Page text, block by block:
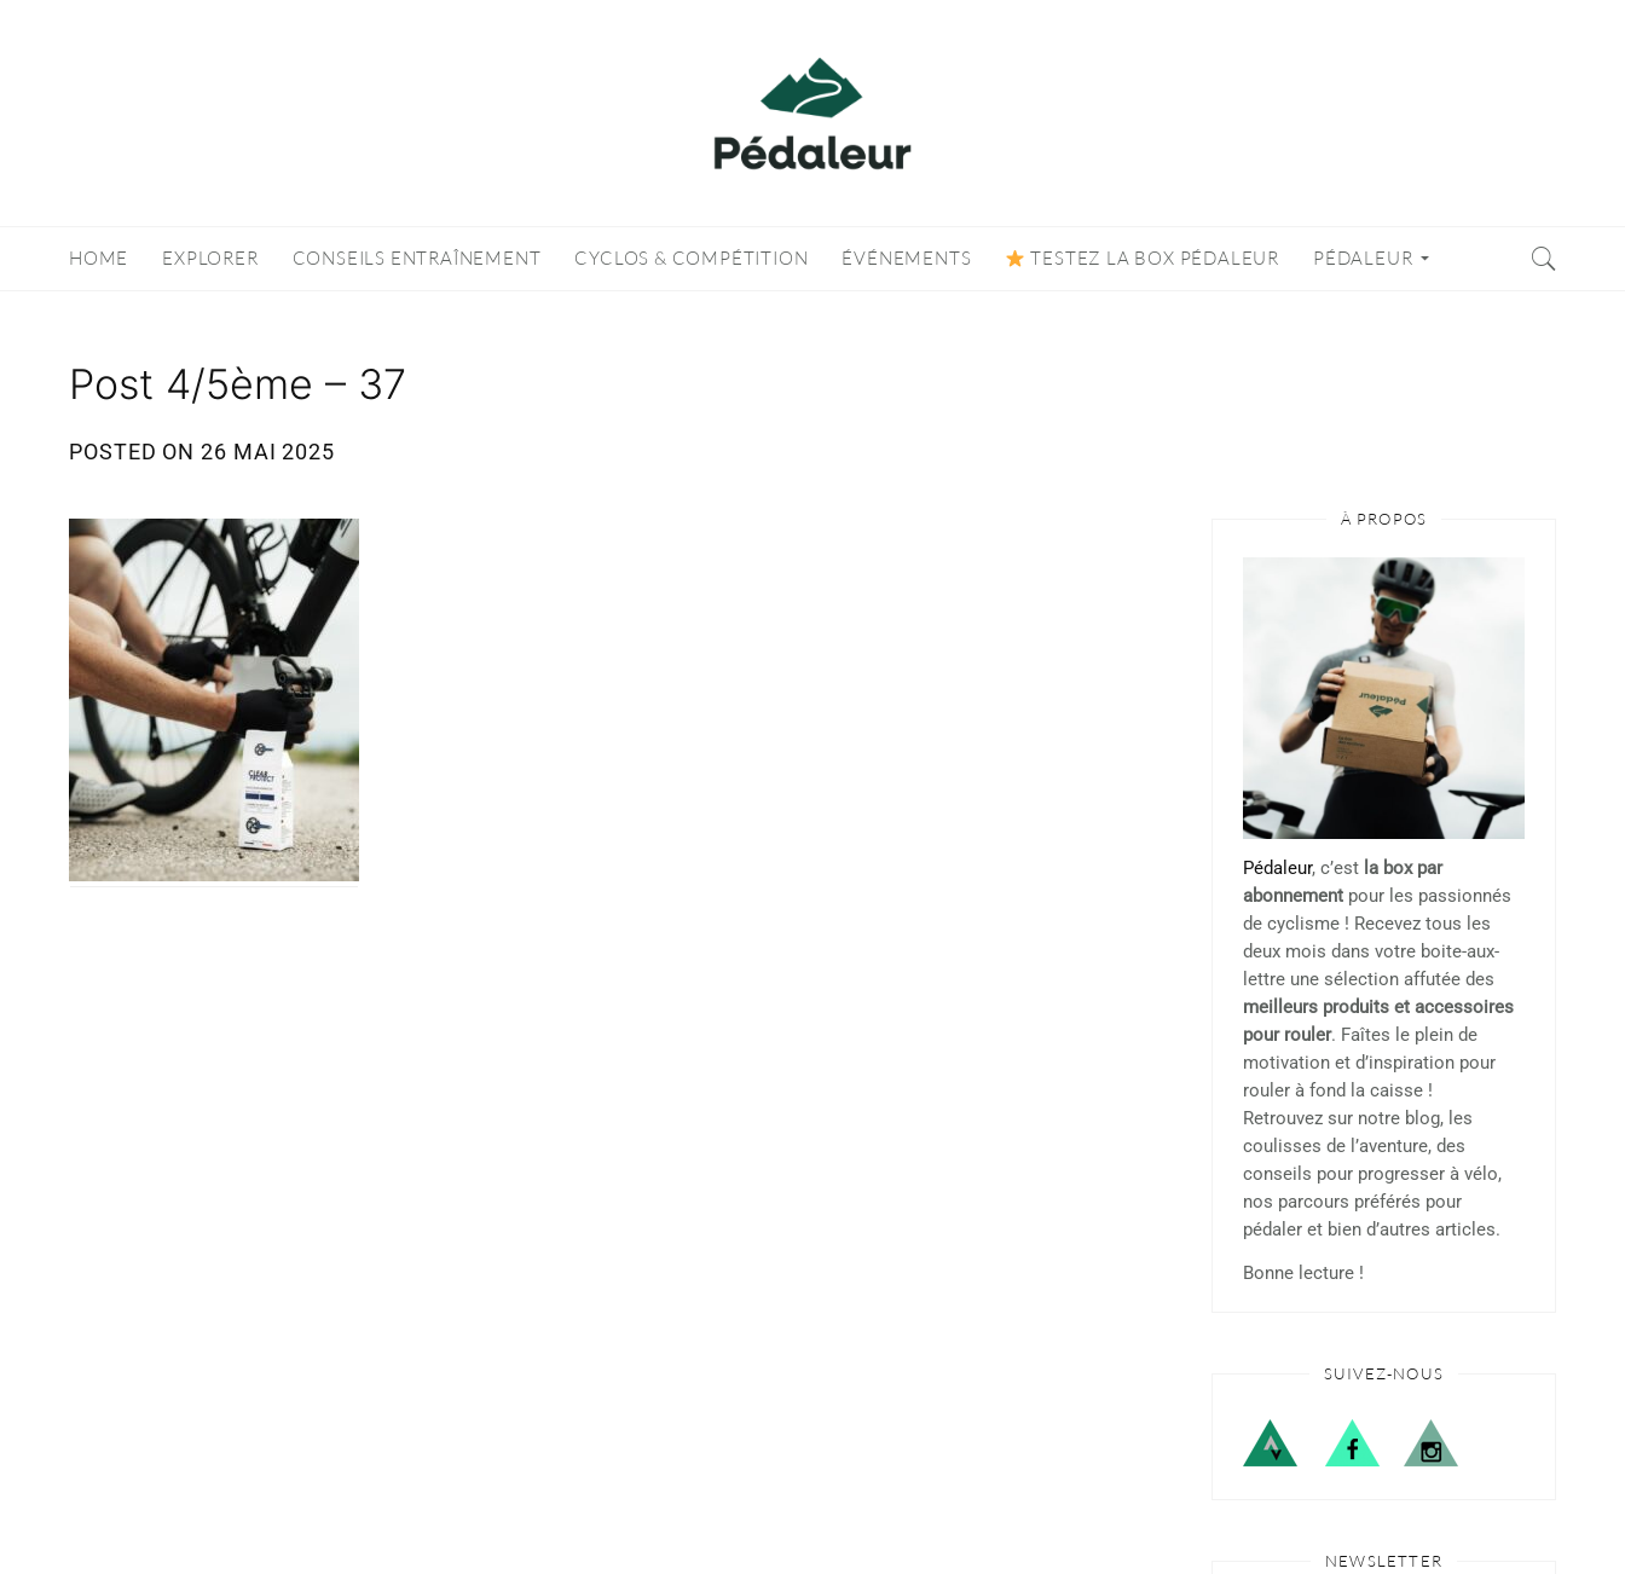
HOME EXPLORER CONSEILS ENTRAÎNEMENT CYCLOS & COMPÉTITION ÉVÉNEMENTS TESTEZ LA BOX PÉDALEUR PÉDALEUR
Post 4/5ème – 37
POSTED ON26 MAI 2025
À PROPOS
Pédaleur, c’est la box par
abonnement pour les passionnés
de cyclisme ! Recevez tous les
deux mois dans votre boite-aux-
lettre une sélection affutée des
meilleurs produits et accessoires
pour rouler. Faîtes le plein de
motivation et d’inspiration pour
rouler à fond la caisse !
Retrouvez sur notre blog, les
coulisses de l’aventure, des
conseils pour progresser à vélo,
nos parcours préférés pour
pédaler et bien d’autres articles.
Bonne lecture !
SUIVEZ-NOUS
NEWSLETTER